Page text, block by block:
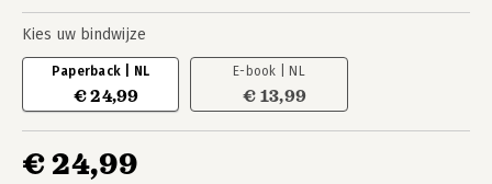
Kies uw bindwijze
Paperback | NL
€ 24,99
E-book | NL
€ 13,99
€ 24,99